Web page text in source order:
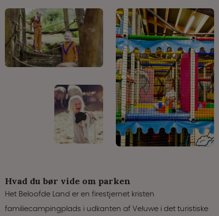
Hvad du bør vide om parken
Het Beloofde Land er en firestjernet kristen
familiecampingplads i udkanten af Veluwe i det turistiske